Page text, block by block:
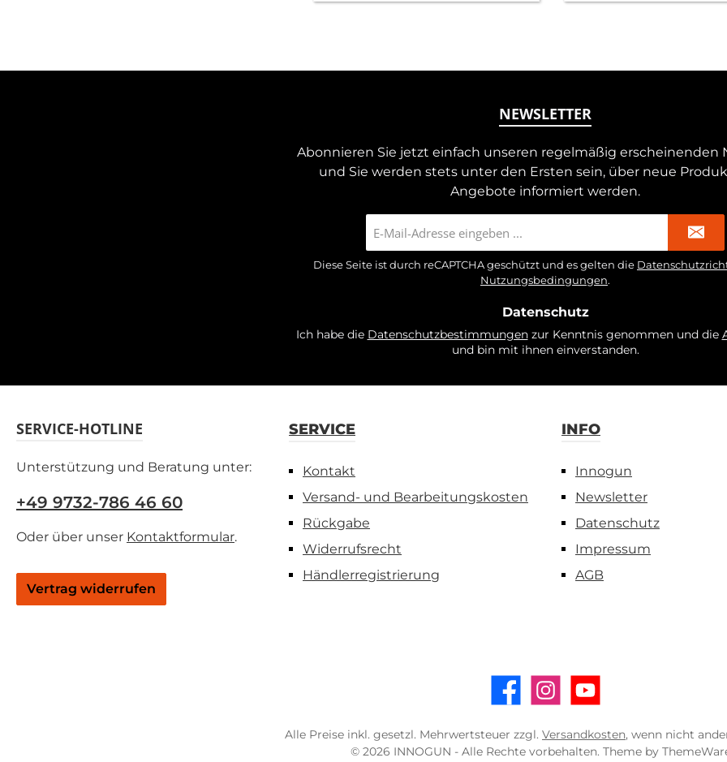
NEWSLETTER
Abonnieren Sie jetzt einfach unseren regelmäßig erscheinenden
und Sie werden stets unter den Ersten sein, über neue
Angebote informiert werden.
Mail-
Adresse
Diese Seite ist durch reCAPTCHA geschützt und es gelten die
Nutzungsbedingungen.
Datenschutz
Ich habe die Datenschutzbestimmungenzur Kenntnis genommen und die
und bin mit ihnen einverstanden.
SERVICE-HOTLINE
Unterstützung und Beratung unter:
+49 9732-786 46 60
Oder über unser Kontaktformular.
Vertrag widerrufen
SERVICE
Kontakt
Versand- und Bearbeitungskosten
Rückgabe
Widerrufsrecht
Händlerregistrierung
INFO
Innogun
Newsletter
Datenschutz
Impressum
AGB
FacebookInstagramYouTube
Alle Preise inkl. gesetzl. Mehrwertsteuer zzgl. Versandkosten, wenn nicht
© 2026 INNOGUN - Alle Rechte vorbehalten. Theme by